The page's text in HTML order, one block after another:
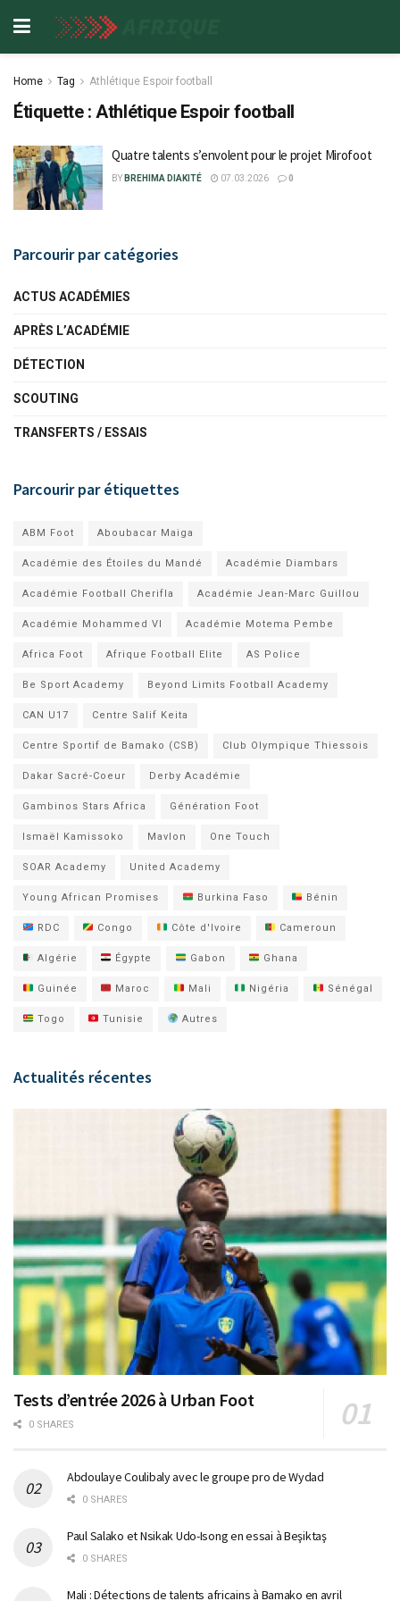
Home Tag Athlétique Espoir football
Étiquette :Athlétique Espoir football
Quatre talents s’envolent pour le projet Mirofoot
BY BREHIMA DIAKITÉ 07.03.2026 0
Parcourir par catégories
ACTUS ACADÉMIES
APRÈS L’ACADÉMIE
DÉTECTION
SCOUTING
TRANSFERTS / ESSAIS
Parcourir par étiquettes
ABM Foot Aboubacar Maiga
Académie des Étoiles du Mandé Académie Diambars
Académie Football Cherifla Académie Jean-Marc Guillou
Académie Mohammed VI Académie Motema Pembe
Africa Foot Afrique Football Elite AS Police
Be Sport Academy Beyond Limits Football Academy
CAN U17 Centre Salif Keita
Centre Sportif de Bamako (CSB) Club Olympique Thiessois
Dakar Sacré-Coeur Derby Académie
Gambinos Stars Africa Génération Foot
Ismaël Kamissoko Mavlon One Touch
SOAR Academy United Academy
Young African Promises Burkina Faso Bénin
RDC Congo Côte d'Ivoire Cameroun
Algérie Égypte Gabon Ghana
Guinée Maroc Mali Nigéria Sénégal
Togo Tunisie Autres
Actualités récentes
Tests d’entrée 2026 à Urban Foot
0 SHARES
Abdoulaye Coulibaly avec le groupe pro de Wydad
0 SHARES
Paul Salako et Nsikak Udo-Isong en essai à Beşiktaş
0 SHARES
Mali : Détections de talents africains à Bamako en avril